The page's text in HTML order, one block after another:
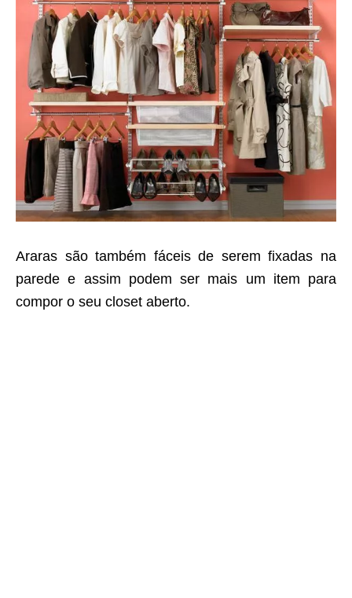
Araras são também fáceis de serem fixadas na
parede e assim podem ser mais um item para
compor o seu closet aberto.